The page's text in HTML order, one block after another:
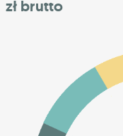
zł brutto